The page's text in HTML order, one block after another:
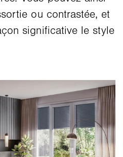
ou contrastée, et
significative le style